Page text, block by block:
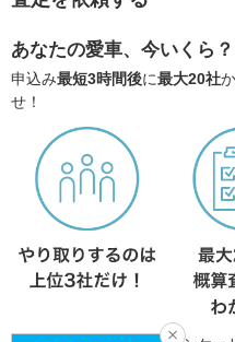
あなたの愛車、今いくら？
申込み最短3時間後に最大20社
せ！